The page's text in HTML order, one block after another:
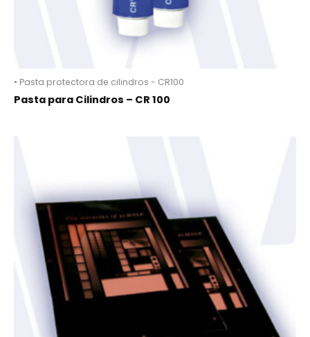
• Pasta protectora de cilindros - CR100
Pasta para Cilindros – CR 100